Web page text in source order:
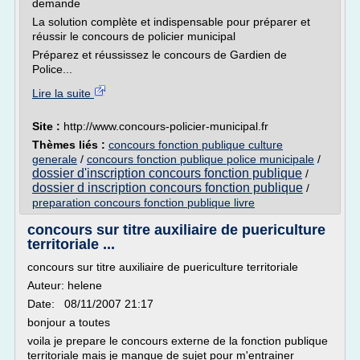
demande
La solution complète et indispensable pour préparer et
réussir le concours de policier municipal
Préparez et réussissez le concours de Gardien de
Police...
Lire la suite
Site : http://www.concours-policier-municipal.fr
Thèmes liés : concours fonction publique culture
generale / concours fonction publique police municipale /
dossier d'inscription concours fonction publique /
dossier d inscription concours fonction publique /
preparation concours fonction publique livre
concours sur titre auxiliaire de puericulture
territoriale ...
concours sur titre auxiliaire de puericulture territoriale
Auteur: helene
Date: 08/11/2007 21:17
bonjour a toutes
voila je prepare le concours externe de la fonction publique
territoriale mais je manque de sujet pour m'entrainer